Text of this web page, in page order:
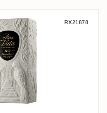
Vida XO RX21878